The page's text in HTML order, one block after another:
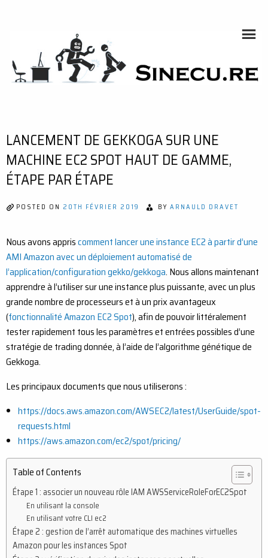
LANCEMENT DE GEKKOGA SUR UNE
MACHINE EC2 SPOT HAUT DE GAMME,
ÉTAPE PAR ÉTAPE
POSTED ON 20TH FÉVRIER 2019 BY ARNAULD DRAVET
Nous avons appriscomment lancer une instance EC2 à partir d’une
AMI Amazon avec un déploiement automatisé de
l’application/configuration gekko/gekkoga. Nous allons maintenant
apprendre à l’utiliser sur une instance plus puissante, avec un plus
grande nombre de processeurs et à un prix avantageux
(fonctionnalité Amazon EC2 Spot), afin de pouvoir littéralement
tester rapidement tous les paramètres et entrées possibles d’une
stratégie de trading donnée, à l’aide de l’algorithme génétique de
Gekkoga.
Les principaux documents que nous utiliserons :
https://docs.aws.amazon.com/AWSEC2/latest/UserGuide/spot-
requests.html
https://aws.amazon.com/ec2/spot/pricing/
Table of Contents
Étape 1 : associer un nouveau rôle IAM AWSServiceRoleForEC2Spot
En utilisant la console
En utilisant votre CLI ec2
Étape 2 : gestion de l’arrêt automatique des machines virtuelles
Amazon pour les instances Spot